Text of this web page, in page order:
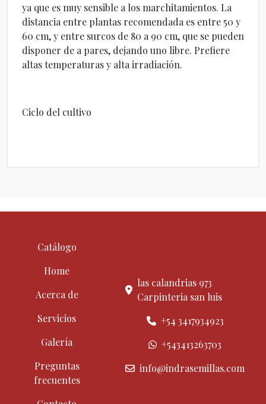
ya que es muy sensible a los marchitamientos. La
distancia entre plantas recomendada es entre 50 y
60 cm, y entre surcos de 80 a 90 cm, que se pueden
disponer de a pares, dejando uno libre. Prefiere
altas temperaturas y alta irradiación.
Ciclo del cultivo
Catálogo
Home
Acerca de
Servicios
Galería
Preguntas
frecuentes
las calandrias 973
Carpinteria san luis
+54 3417934923
+543413263703
info@indrasemillas.com